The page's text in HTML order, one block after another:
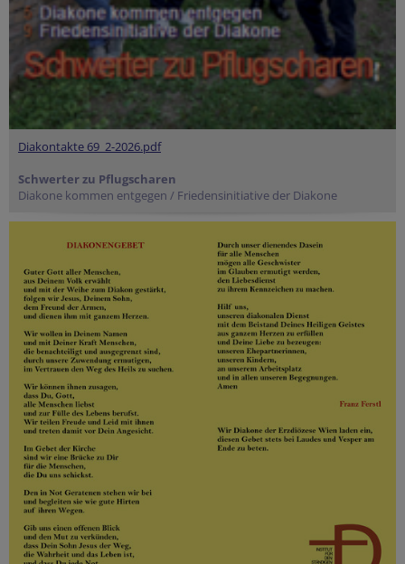
Diakontakte 69_2-2026.pdf
Schwerter zu Pflugscharen
Diakone kommen entgegen / Friedensinitiative der Diakone